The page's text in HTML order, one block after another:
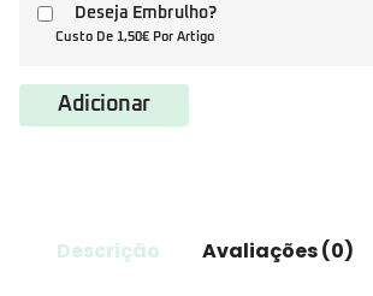
Deseja Embrulho?
Custo De 1,50€ Por Artigo
Adicionar
Descrição Avaliações (0)